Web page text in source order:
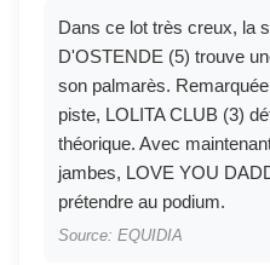
Dans ce lot très creux, la
D'OSTENDE (5) trouve
son palmarès.
piste, LOLITA CLUB (3)
théorique. Avec
jambes, LOVE YOU
prétendre au podium.
Source: EQUIDIA